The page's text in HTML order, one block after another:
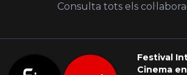
Consulta tots els
Festival
Cinema